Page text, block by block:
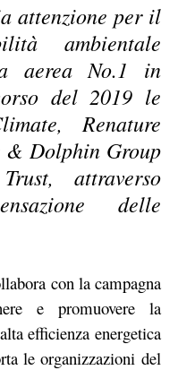
attenzione per il
ambientale
aerea No.1 in
del 2019 le
Renature
& Dolphin Group
attraverso
delle
con la campagna
e promuovere la
efficienza energetica
le organizzazioni del